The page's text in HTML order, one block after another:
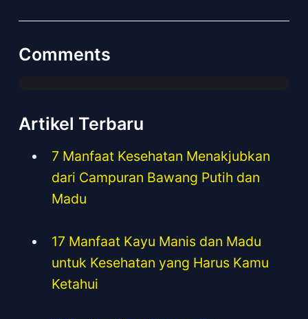
Comments
Artikel Terbaru
7 Manfaat Kesehatan Menakjubkan
dari Campuran Bawang Putih dan
Madu
17 Manfaat Kayu Manis dan Madu
untuk Kesehatan yang Harus Kamu
Ketahui